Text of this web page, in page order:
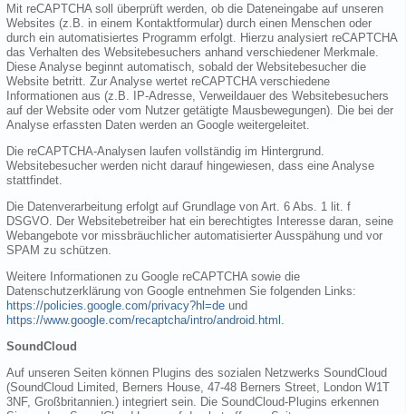
Mit reCAPTCHA soll überprüft werden, ob die Dateneingabe auf unseren
Websites (z.B. in einem Kontaktformular) durch einen Menschen oder
durch ein automatisiertes Programm erfolgt. Hierzu analysiert reCAPTCHA
das Verhalten des Websitebesuchers anhand verschiedener Merkmale.
Diese Analyse beginnt automatisch, sobald der Websitebesucher die
Website betritt. Zur Analyse wertet reCAPTCHA verschiedene
Informationen aus (z.B. IP-Adresse, Verweildauer des Websitebesuchers
auf der Website oder vom Nutzer getätigte Mausbewegungen). Die bei der
Analyse erfassten Daten werden an Google weitergeleitet.
Die reCAPTCHA-Analysen laufen vollständig im Hintergrund.
Websitebesucher werden nicht darauf hingewiesen, dass eine Analyse
stattfindet.
Die Datenverarbeitung erfolgt auf Grundlage von Art. 6 Abs. 1 lit. f
DSGVO. Der Websitebetreiber hat ein berechtigtes Interesse daran, seine
Webangebote vor missbräuchlicher automatisierter Ausspähung und vor
SPAM zu schützen.
Weitere Informationen zu Google reCAPTCHA sowie die
Datenschutzerklärung von Google entnehmen Sie folgenden Links:
https://policies.google.com/privacy?hl=de und
https://www.google.com/recaptcha/intro/android.html
SoundCloud
Auf unseren Seiten können Plugins des sozialen Netzwerks SoundCloud
(SoundCloud Limited, Berners House, 47-48 Berners Street, London W1T
3NF, Großbritannien.) integriert sein. Die SoundCloud-Plugins erkennen